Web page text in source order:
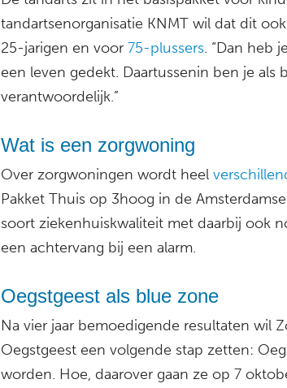
tandartsenorganisatie KNMT wil dat dit
25-jarigen en voor 75-plussers. “Dan heb
een leven gedekt. Daartussenin ben je als
verantwoordelijk.”
Wat is een zorgwoning
Over zorgwoningen wordt heel
Pakket Thuis op 3hoog in de
soort ziekenhuiskwaliteit met daarbij ook
een achtervang bij een alarm.
Oegstgeest als blue zone
Na vier jaar bemoedigende resultaten wil
Oegstgeest een volgende stap zetten:
worden. Hoe, daarover gaan ze op 7